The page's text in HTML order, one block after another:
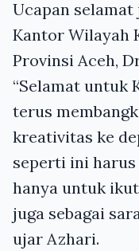
Ucapan
Kantor Wilayah
Provinsi Aceh,
“Selamat untuk
terus
kreativitas ke
seperti ini
hanya untuk
juga sebagai
ujar Azhari.